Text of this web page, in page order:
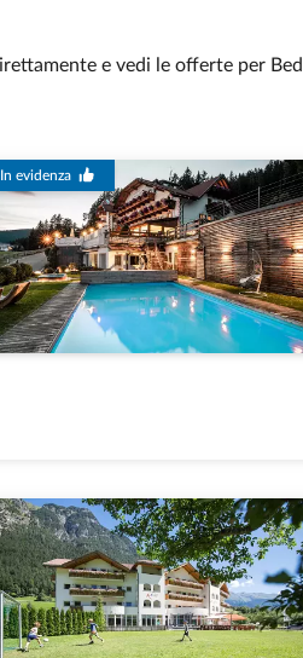
e vedi le offerte per
In evidenza